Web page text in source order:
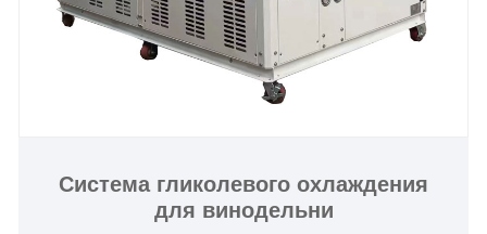
Система гликолевого охлаждения
для винодельни